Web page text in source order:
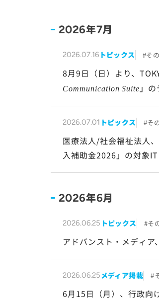
2026年7月
2026.07.16 トピックス そ
8月9日（日）より、
Communication Suite 」
2026.07.01 トピックス そ
医療法人/社会福祉法人
入補助金2026」の対象
2026年6月
2026.06.25 トピックス そ
アドバンスト・メディ
2026.06.25メディア掲載
6月15日（月）、行政向